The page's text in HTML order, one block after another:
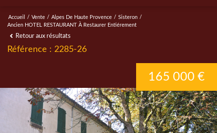
Accueil Vente Alpes De Haute Provence
Sisteron
Ancien HOTEL RESTAURANT À Restaurer Entiérement
Retour aux résultats
Référence : 2285-26
165 000 €